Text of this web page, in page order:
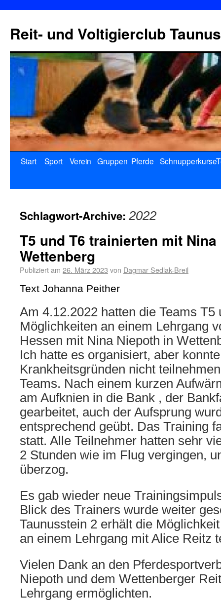
Reit- und Voltigierclub
Start Sport Verein Gruppen Pferde Schnupperkurse
Schlagwort-Archive: 2022
T5 und T6 trainierten mit
Wettenberg
Publiziert am 26. März 2023 von Dagmar Sedlak-Breil
Text Johanna Peither
Am 4.12.2022 hatten die Teams T5
Möglichkeiten an einem Lehrgang
Hessen mit Nina Niepoth in
Ich hatte es organisiert, aber
Krankheitsgründen nicht
Teams. Nach einem kurzen
am Aufknien in die Bank , der
gearbeitet, auch der Aufsprung
entsprechend geübt. Das Training
statt. Alle Teilnehmer hatten sehr
2 Stunden wie im Flug vergingen,
überzog.
Es gab wieder neue
Blick des Trainers wurde weiter
Taunusstein 2 erhält die
an einem Lehrgang mit Alice Reitz
Vielen Dank an den
Niepoth und dem Wettenberger
Lehrgang ermöglichten.